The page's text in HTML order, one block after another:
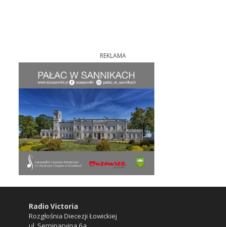
REKLAMA
Radio Victoria
Rozgłośnia Diecezji Łowickiej